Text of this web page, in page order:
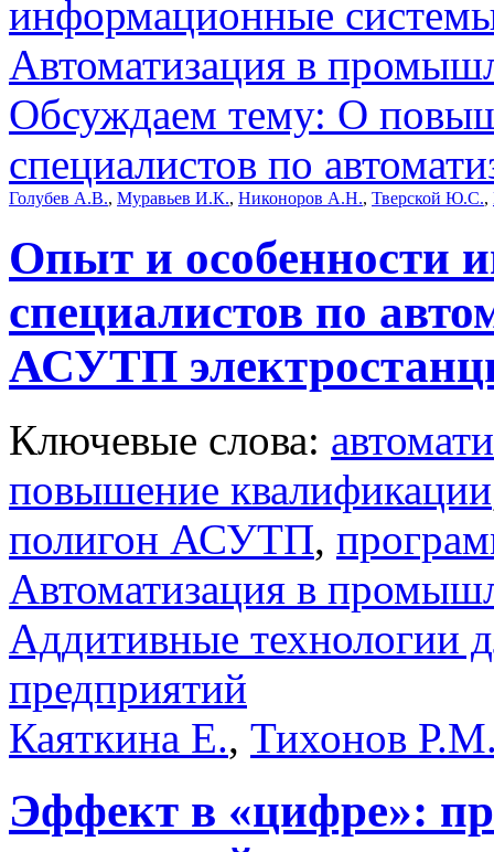
информационные
Автоматизация в
Обсуждаем тему: О
специалистов по
Голубев А.В., Муравьев И.К., Никоноров А.Н., Тверской Ю.С.,
Опыт и особенности
специалистов по
АСУТП
Ключевые слова:
повышение квалификации
полигон АСУТП,
Автоматизация в
Аддитивные технологии
предприятий
Каяткина Е., Тихонов
Эффект в «цифре»: